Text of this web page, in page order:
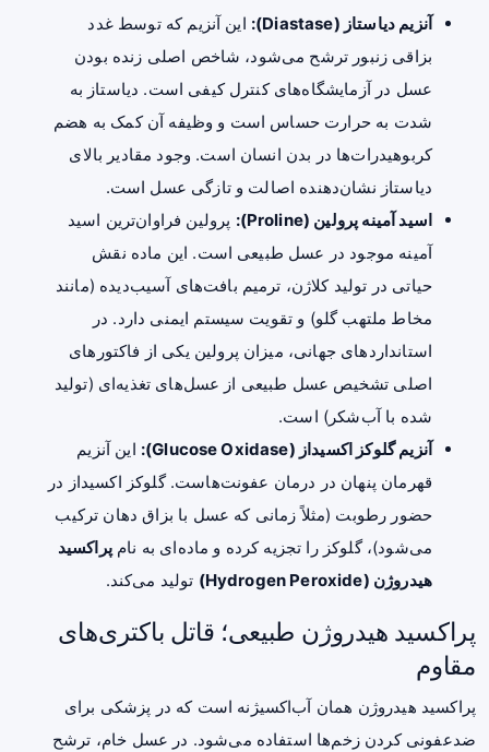
آنزیم دیاستاز (Diastase):
این آنزیم که توسط غدد
بزاقی زنبور ترشح می‌شود، شاخص اصلی زنده بودن
عسل در آزمایشگاه‌های کنترل کیفی است. دیاستاز به
شدت به حرارت حساس است و وظیفه آن کمک به هضم
کربوهیدرات‌ها در بدن انسان است. وجود مقادیر بالای
دیاستاز نشان‌دهنده اصالت و تازگی عسل است.
اسید آمینه پرولین (Proline):
پرولین فراوان‌ترین اسید
آمینه موجود در عسل طبیعی است. این ماده نقش
حیاتی در تولید کلاژن، ترمیم بافت‌های آسیب‌دیده (مانند
مخاط ملتهب گلو) و تقویت سیستم ایمنی دارد. در
استانداردهای جهانی، میزان پرولین یکی از فاکتورهای
اصلی تشخیص عسل طبیعی از عسل‌های تغذیه‌ای (تولید
شده با آب‌شکر) است.
آنزیم گلوکز اکسیداز (Glucose Oxidase):
این آنزیم
قهرمان پنهان در درمان عفونت‌هاست. گلوکز اکسیداز در
حضور رطوبت (مثلاً زمانی که عسل با بزاق دهان ترکیب
می‌شود)، گلوکز را تجزیه کرده و ماده‌ای به نامپراکسید
هیدروژن (Hydrogen Peroxide)
تولید می‌کند.
پراکسید هیدروژن طبیعی؛ قاتل باکتری‌های
مقاوم
پراکسید هیدروژن همان آب‌اکسیژنه است که در پزشکی برای
ضدعفونی کردن زخم‌ها استفاده می‌شود. در عسل خام، ترشح